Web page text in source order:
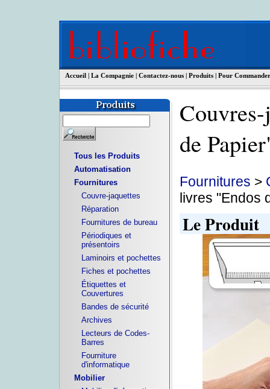
Accueil | La Compagnie | Contactez-nous | Produits | Pour Commander
Tous les Produits
Automatisation
Fournitures
Couvre-jaquettes
Réparation
Fournitures de bureau
Périodiques et
présentoirs
Laminoirs et pochettes
Fiches et pochettes
Étiquettes et
Couvertures
Bandes de sécurité
Archives
Lecteurs de Codes-
Barres
Fourniture
d'informatique
Mobilier
de
Fournitures >
livres "Endos
Le Produit